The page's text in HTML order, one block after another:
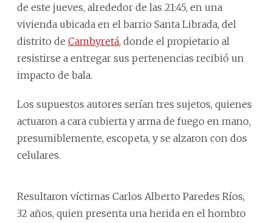
de este jueves, alrededor de las 21:45, en una
vivienda ubicada en el barrio Santa Librada, del
distrito de Cambyretá, donde el propietario al
resistirse a entregar sus pertenencias recibió un
impacto de bala.
Los supuestos autores serían tres sujetos, quienes
actuaron a cara cubierta y arma de fuego en mano,
presumiblemente, escopeta, y se alzaron con dos
celulares.
Resultaron víctimas Carlos Alberto Paredes Ríos,
32 años, quien presenta una herida en el hombro